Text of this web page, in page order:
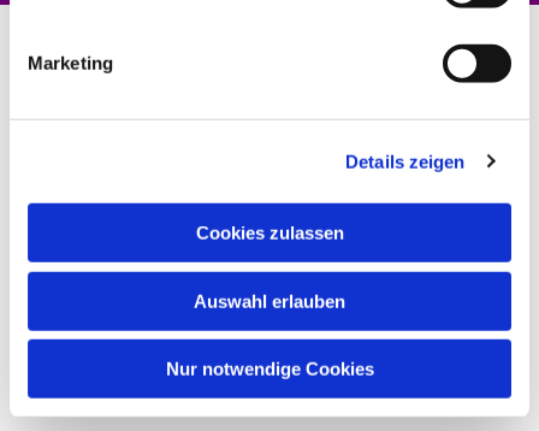
Marketing
Details zeigen
Cookies zulassen
Auswahl erlauben
Nur notwendige Cookies